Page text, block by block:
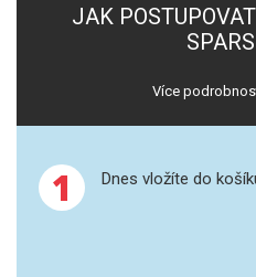
DETEKTORY HPLC
VÝBOJKY PRO UV/VIS
KYVETY
JAK
Více
1 Dnes vložíte do